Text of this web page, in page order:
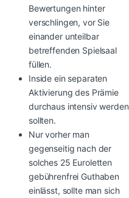
Bewertungen hinter
verschlingen, vor Sie
einander unteilbar
betreffenden Spielsaal
füllen.
Inside ein separaten
Aktivierung des Prämie
durchaus intensiv werden
sollten.
Nur vorher man
gegenseitig nach der
solches 25 Euroletten
gebührenfrei Guthaben
einlässt, sollte man sich